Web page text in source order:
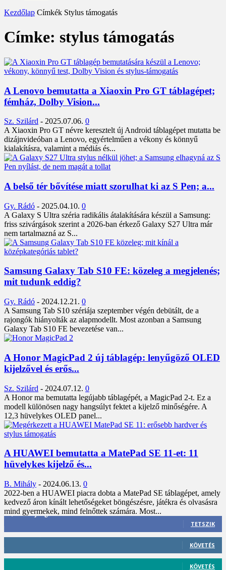
Kezdőlap Címkék Stylus támogatás
Címke: stylus támogatás
A Lenovo bemutatta a Xiaoxin Pro GT táblagépet;
fémház, Dolby Vision...
Sz. Szilárd - 2025.07.06. 0
A Xiaoxin Pro GT névre keresztelt új Android táblagépet mutatta be
dizájnvideóban a Lenovo, egyértelműen a vékony és könnyű
kialakításra, valamint a médiás és...
A belső tér bővítése miatt szorulhat ki az S Pen; a...
Gy. Rádó - 2025.04.10. 0
A Galaxy S Ultra széria radikális átalakítására készül a Samsung:
friss szivárgások szerint a 2026-ban érkező Galaxy S27 Ultra már
nem tartalmazná az S...
Samsung Galaxy Tab S10 FE: közeleg a megjelenés;
mit tudunk eddig?
Gy. Rádó - 2024.12.21. 0
A Samsung Tab S10 szériája szeptember végén debütált, de a
rajongók hiányolták az alapmodellt. Most azonban a Samsung
Galaxy Tab S10 FE bevezetése van...
A Honor MagicPad 2 új táblagép: lenyűgöző OLED
kijelzővel és erős...
Sz. Szilárd - 2024.07.12. 0
A Honor ma bemutatta legújabb táblagépét, a MagicPad 2-t. Ez a
modell különösen nagy hangsúlyt fektet a kijelző minőségére. A
12,3 hüvelykes OLED panel...
A HUAWEI bemutatta a MatePad SE 11-et: 11
hüvelykes kijelző és...
B. Mihály - 2024.06.13. 0
2022-ben a HUAWEI piacra dobta a MatePad SE táblagépet, amely
kedvező áron kínált lehetőségeket böngészésre, játékra és olvasásra
mind gyermekek, mind felnőttek számára. Most...
3,452
Rajongók
TETSZIK
KÖVETÉS
KÖVETÉS